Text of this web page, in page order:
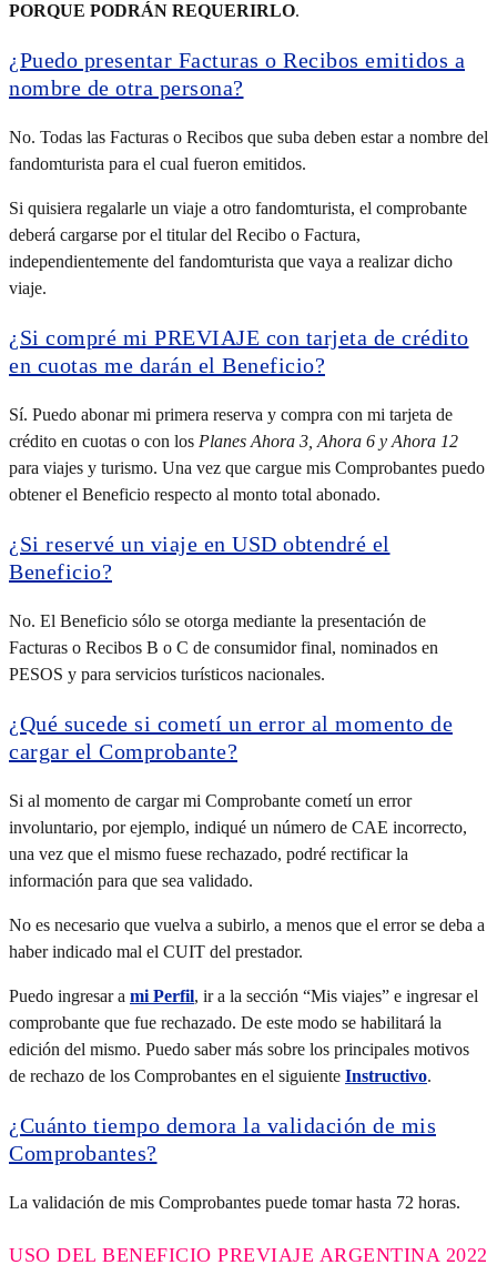
PORQUE PODRÁN REQUERIRLO.
¿Puedo presentar Facturas o Recibos emitidos a
nombre de otra persona?
No. Todas las Facturas o Recibos que suba deben estar a nombre del
fandomturista para el cual fueron emitidos.
Si quisiera regalarle un viaje a otro fandomturista, el comprobante
deberá cargarse por el titular del Recibo o Factura,
independientemente del fandomturista que vaya a realizar dicho
viaje.
¿Si compré mi PREVIAJE con tarjeta de crédito
en cuotas me darán el Beneficio?
Sí. Puedo abonar mi primera reserva y compra con mi tarjeta de
crédito en cuotas o con los Planes Ahora 3, Ahora 6 y Ahora 12
para viajes y turismo. Una vez que cargue mis Comprobantes puedo
obtener el Beneficio respecto al monto total abonado.
¿Si reservé un viaje en USD obtendré el
Beneficio?
No. El Beneficio sólo se otorga mediante la presentación de
Facturas o Recibos B o C de consumidor final, nominados en
PESOS y para servicios turísticos nacionales.
¿Qué sucede si cometí un error al momento de
cargar el Comprobante?
Si al momento de cargar mi Comprobante cometí un error
involuntario, por ejemplo, indiqué un número de CAE incorrecto,
una vez que el mismo fuese rechazado, podré rectificar la
información para que sea validado.
No es necesario que vuelva a subirlo, a menos que el error se deba a
haber indicado mal el CUIT del prestador.
Puedo ingresar a mi Perfil, ir a la sección “Mis viajes” e ingresar el
comprobante que fue rechazado. De este modo se habilitará la
edición del mismo. Puedo saber más sobre los principales motivos
de rechazo de los Comprobantes en el siguiente Instructivo.
¿Cuánto tiempo demora la validación de mis
Comprobantes?
La validación de mis Comprobantes puede tomar hasta 72 horas.
USO DEL BENEFICIO PREVIAJE ARGENTINA 2022